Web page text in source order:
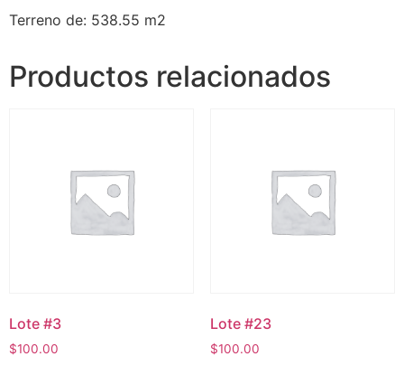
Terreno de: 538.55 m2
Productos relacionados
Lote #3
$100.00
Lote #23
$100.00